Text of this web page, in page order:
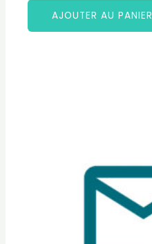
AJOUTER AU PANIER